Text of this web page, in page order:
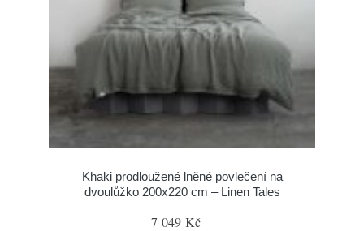
Khaki prodloužené lněné povlečení na
dvoulůžko 200x220 cm – Linen Tales
7 049 Kč